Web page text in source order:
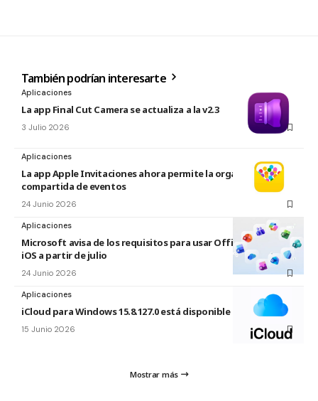
También podrían interesarte
Aplicaciones
La app Final Cut Camera se actualiza a la v2.3
3 Julio 2026
Aplicaciones
La app Apple Invitaciones ahora permite la organización
compartida de eventos
24 Junio 2026
Aplicaciones
Microsoft avisa de los requisitos para usar Office en macOS y
iOS a partir de julio
24 Junio 2026
Aplicaciones
iCloud para Windows 15.8.127.0 está disponible
15 Junio 2026
Mostrar más